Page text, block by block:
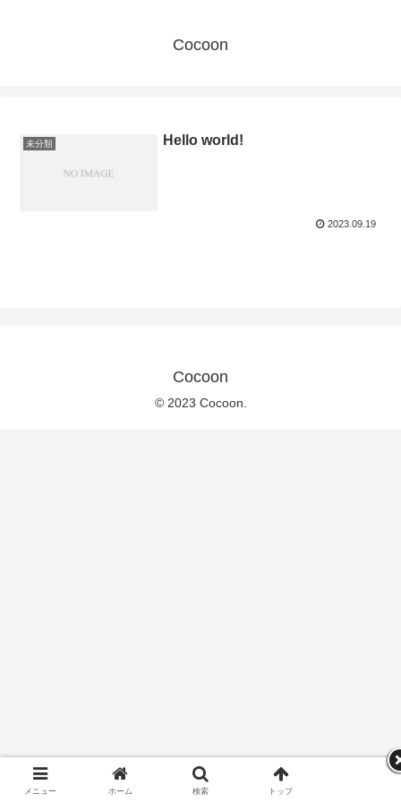
Cocoon
未分類 Hello world!
2023.09.19
Cocoon
© 2023 Cocoon.
メニュー ホーム 検索 トップ